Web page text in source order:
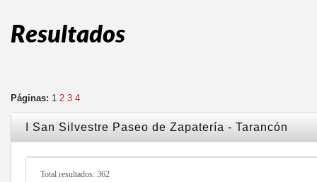
Resultados
Páginas: 1 2 3 4
I San Silvestre Paseo de Zapatería - Tarancón
Total resultados: 362